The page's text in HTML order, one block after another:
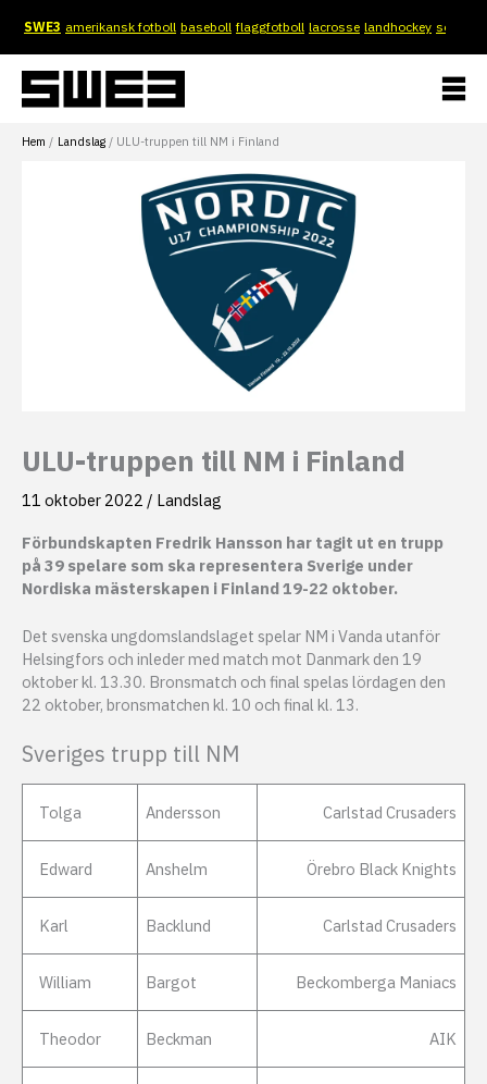
innehåll
SWE3 amerikansk fotboll baseboll flaggfotboll lacrosse landhockey softboll
Hem Landslag ULU-truppen till NM i Finland
ULU-truppen till NM i Finland
11 oktober 2022 / Landslag
Förbundskapten Fredrik Hansson har tagit ut en trupp
på 39 spelare som ska representera Sverige under
Nordiska mästerskapen i Finland 19-22 oktober.
Det svenska ungdomslandslaget spelar NM i Vanda utanför
Helsingfors och inleder med match mot Danmark den 19
oktober kl. 13.30. Bronsmatch och final spelas lördagen den
22 oktober, bronsmatchen kl. 10 och final kl. 13.
Sveriges trupp till NM
Tolga Andersson Carlstad Crusaders
Edward Anshelm Örebro Black Knights
Karl Backlund Carlstad Crusaders
William Bargot Beckomberga Maniacs
Theodor Beckman AIK